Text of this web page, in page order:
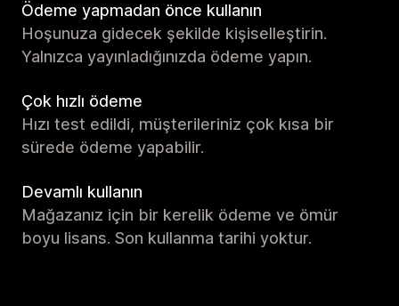
Ödeme yapmadan önce kullanın
Hoşunuza gidecek şekilde kişiselleştirin.
Yalnızca yayınladığınızda ödeme yapın.
Çok hızlı ödeme
Hızı test edildi, müşterileriniz çok kısa bir
sürede ödeme yapabilir.
Devamlı kullanın
Mağazanız için bir kerelik ödeme ve ömür
boyu lisans. Son kullanma tarihi yoktur.